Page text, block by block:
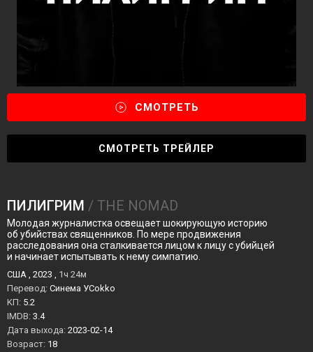
СМОТРЕТЬ
СМОТРЕТЬ ТРЕЙЛЕР
ПИЛИГРИМ / THE NOMAD
Молодая журналистка освещает шокирующую историю
об убийствах священников. По мере продвижения
расследования она сталкивается лицом к лицу с убийцей
и начинает испытывать к нему симпатию.
США , 2023 , 1ч 24м
Перевод: Синема УСokko
KП: 5.2
IMDB: 3.4
Дата выхода: 2023-02-14
Возраст: 18